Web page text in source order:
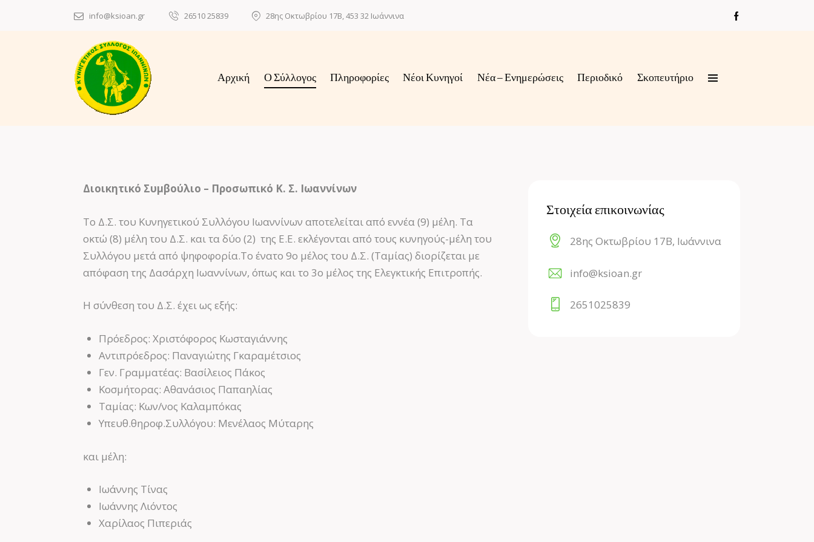
info@ksioan.gr 26510 25839 28ης Οκτωβρίου 17Β, 453 32 Ιωάννινα
Αρχική Ο Σύλλογος Πληροφορίες Νέοι Κυνηγοί Νέα – Ενημερώσεις Περιοδικό Σκοπευτήριο
Διοικητικό Συμβούλιο – Προσωπικό Κ. Σ. Ιωαννίνων
Το Δ.Σ. του Κυνηγετικού Συλλόγου Ιωαννίνων αποτελείται από εννέα (9) μέλη. Τα
οκτώ (8) μέλη του Δ.Σ. και τα δύο (2) της Ε.Ε. εκλέγονται από τους κυνηγούς-μέλη του
Συλλόγου μετά από ψηφοφορία.Το ένατο 9ο μέλος του Δ.Σ. (Ταμίας) διορίζεται με
απόφαση της Δασάρχη Ιωαννίνων, όπως και το 3ο μέλος της Ελεγκτικής Επιτροπής.
Η σύνθεση του Δ.Σ. έχει ως εξής:
Πρόεδρος: Χριστόφορος Κωσταγιάννης
Αντιπρόεδρος: Παναγιώτης Γκαραμέτσιος
Γεν. Γραμματέας: Βασίλειος Πάκος
Κοσμήτορας: Αθανάσιος Παπαηλίας
Ταμίας: Κων/νος Καλαμπόκας
Υπευθ.θηροφ.Συλλόγου: Μενέλαος Μύταρης
και μέλη:
Ιωάννης Τίνας
Ιωάννης Λιόντος
Χαρίλαος Πιπεριάς
Στοιχεία επικοινωνίας
28ης Οκτωβρίου 17Β, Ιωάννινα
info@ksioan.gr
2651025839